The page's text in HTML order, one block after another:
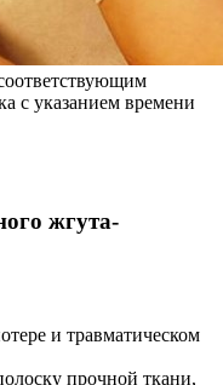
с указанием времени
жгута-
прочной ткани,